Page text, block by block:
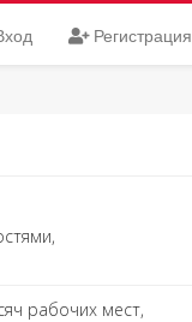
Регистрация
рабочих мест,